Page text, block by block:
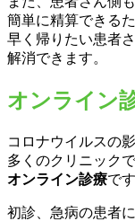
簡単に精算できるた
早く帰りたい患者
解消できます。
オンライン
コロナウイルスの
多くのクリニック
オンライン診療です
初診、急病の患者